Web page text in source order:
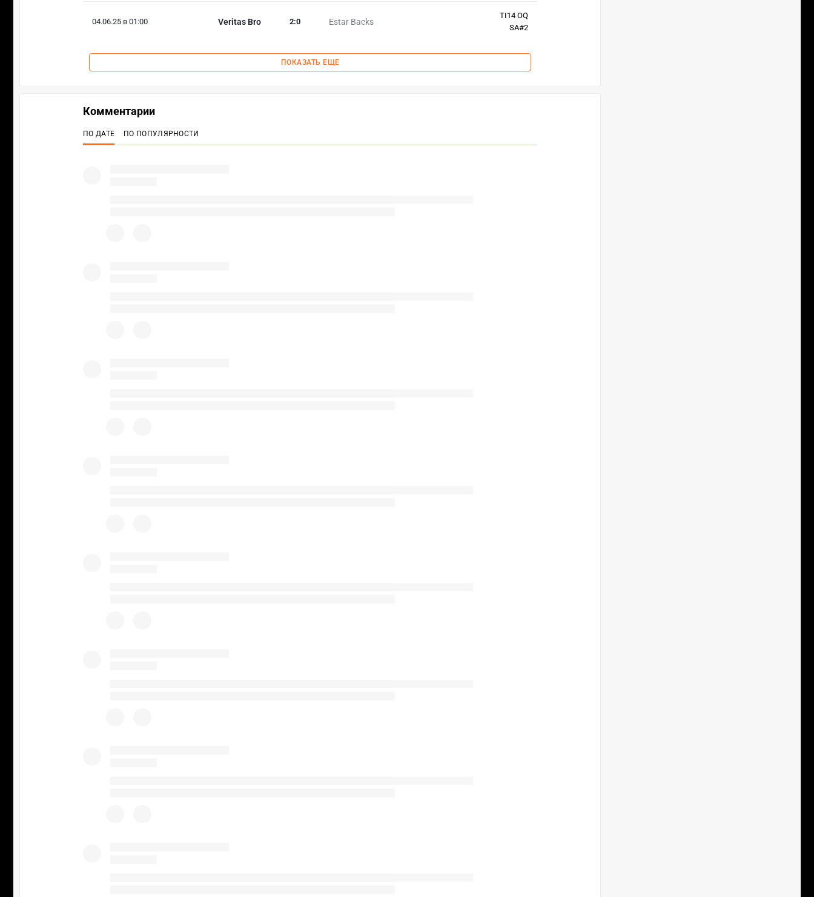
04.06.25 в 01:00 Veritas Bro Estar Backs
2:0
TI14 OQ
SA#2
ПОКАЗАТЬ ЕЩЕ
Комментарии
ПО ДАТЕ ПО ПОПУЛЯРНОСТИ